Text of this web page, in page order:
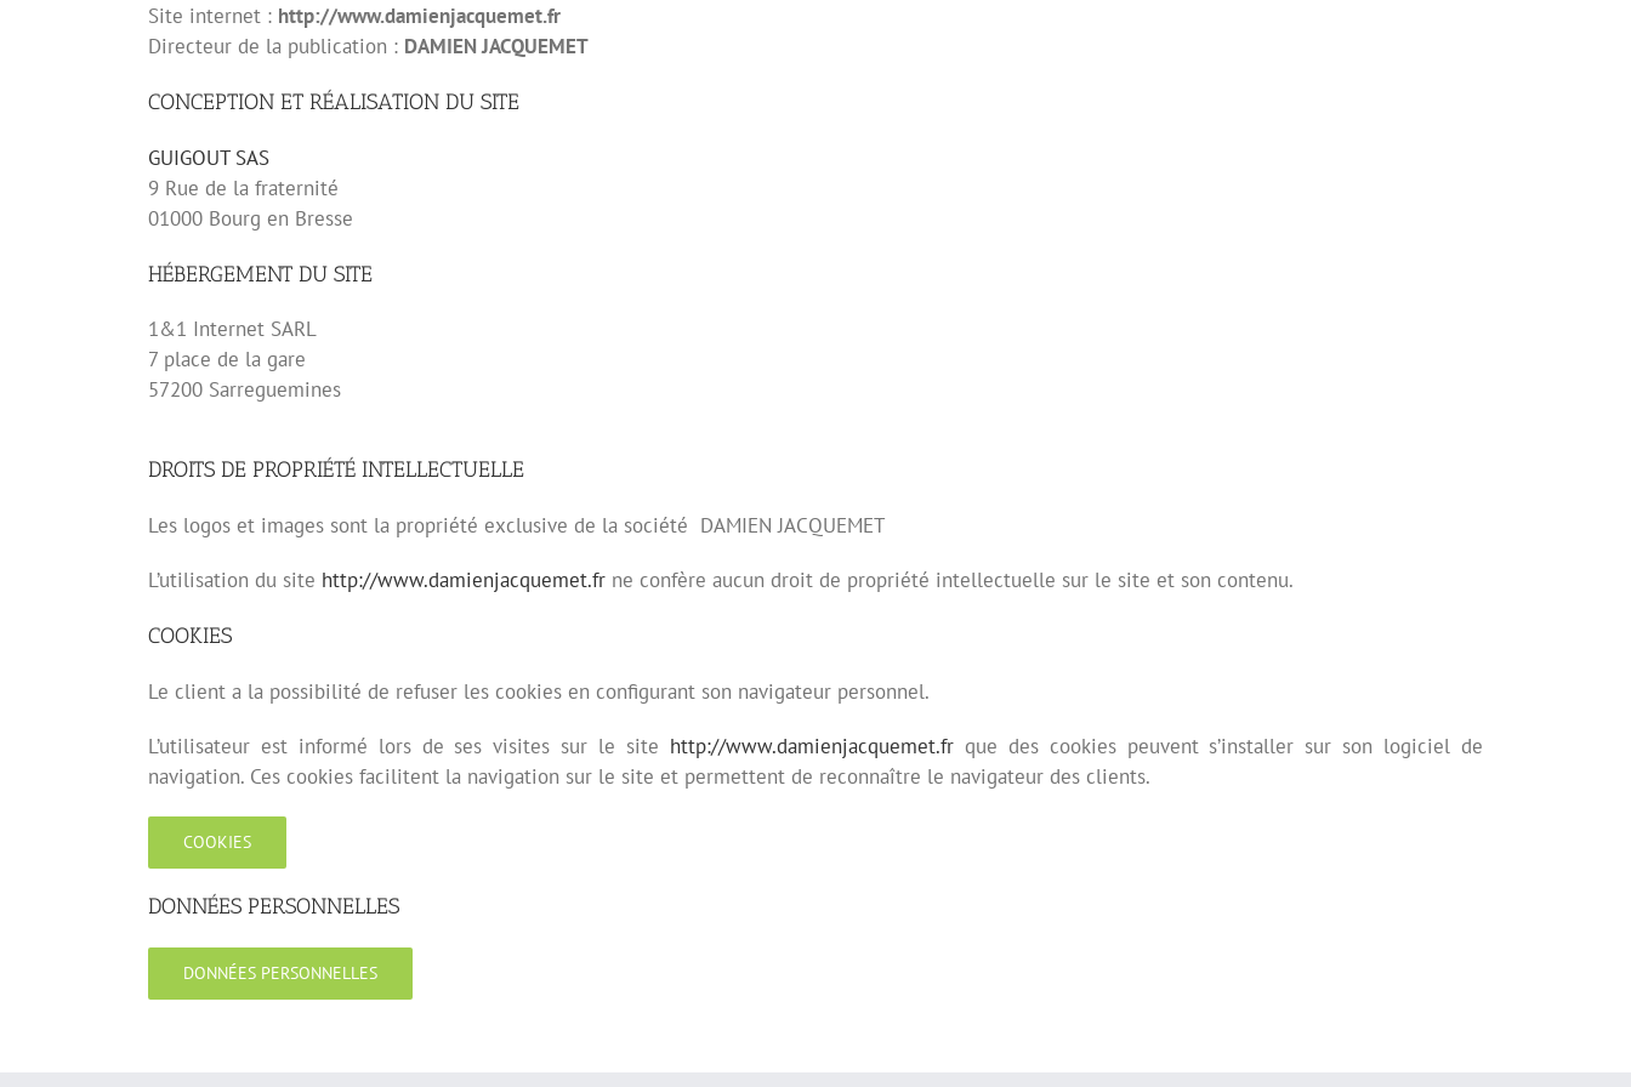
Site internet : http://www.damienjacquemet.fr
Directeur de la publication : DAMIEN JACQUEMET
CONCEPTION ET RÉALISATION DU SITE
GUIGOUT SAS
9 Rue de la fraternité
01000 Bourg en Bresse
HÉBERGEMENT DU SITE
1&1 Internet SARL
7 place de la gare
57200 Sarreguemines
DROITS DE PROPRIÉTÉ INTELLECTUELLE
Les logos et images sont la propriété exclusive de la société DAMIEN JACQUEMET
L’utilisation du site http://www.damienjacquemet.fr ne confère aucun droit de propriété intellectuelle sur le site et son contenu.
COOKIES
Le client a la possibilité de refuser les cookies en configurant son navigateur personnel.
L’utilisateur est informé lors de ses visites sur le site http://www.damienjacquemet.fr que des cookies peuvent s’installer sur son logiciel de
navigation. Ces cookies facilitent la navigation sur le site et permettent de reconnaître le navigateur des clients.
COOKIES
DONNÉES PERSONNELLES
DONNÉES PERSONNELLES